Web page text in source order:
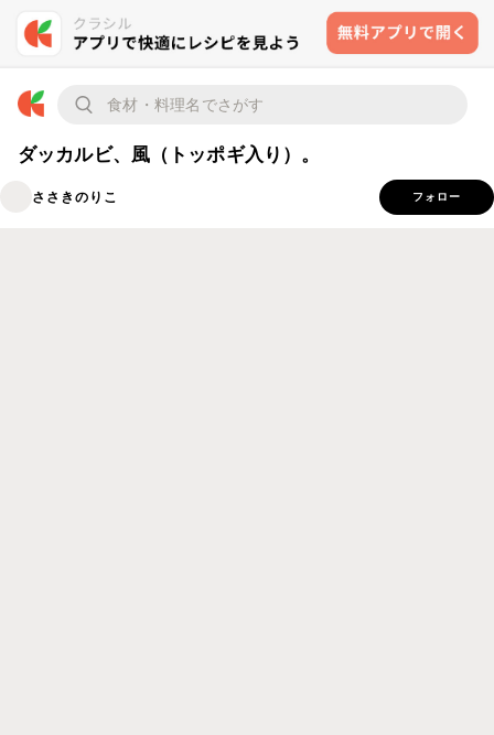
ダッカルビ、風（トッポギ入り）。
ささきのりこ フォロー